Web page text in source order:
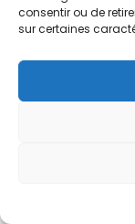
consentir ou de
sur certaines